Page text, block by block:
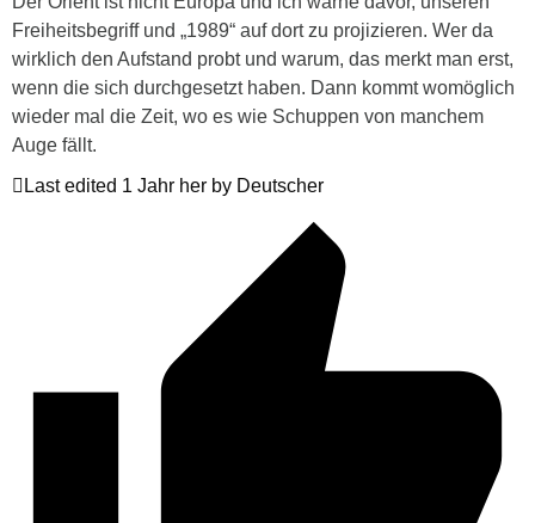
Freiheitsbegriff und „1989“ auf dort zu projizieren. Wer da
wirklich den Aufstand probt und warum, das merkt man erst,
wenn die sich durchgesetzt haben. Dann kommt womöglich
wieder mal die Zeit, wo es wie Schuppen von manchem
Auge fällt.
Last edited 1 Jahr her by Deutscher